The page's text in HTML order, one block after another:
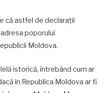
că astfel de declarații
poporului
Moldova.
istorică, întrebând cum ar
în Republica Moldova ar fi